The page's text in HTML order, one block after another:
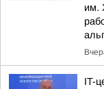
им.
IT-